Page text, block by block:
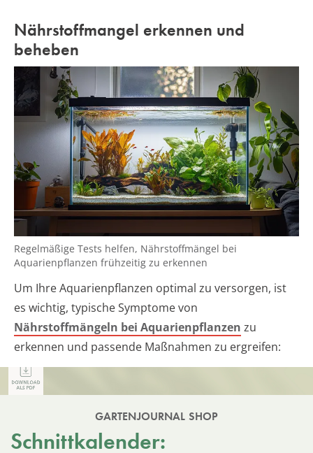
Nährstoffmangel erkennen und
beheben
Regelmäßige Tests helfen, Nährstoffmängel bei
Aquarienpflanzen frühzeitig zu erkennen
Um Ihre Aquarienpflanzen optimal zu versorgen, ist
es wichtig, typische Symptome von
Nährstoffmängeln bei Aquarienpflanzen zu
erkennen und passende Maßnahmen zu ergreifen:
GARTENJOURNAL SHOP
Schnittkalender: